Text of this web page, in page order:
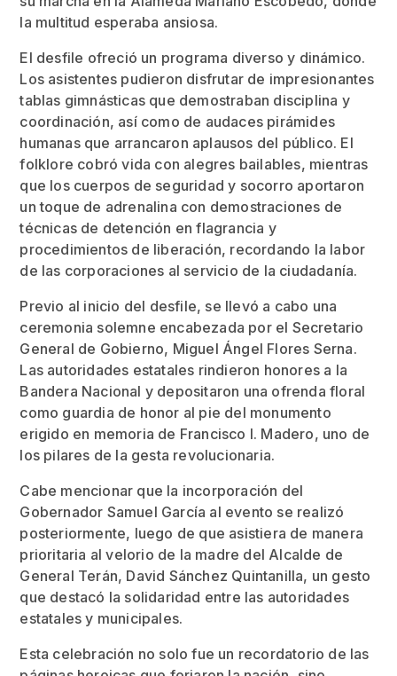
la multitud esperaba ansiosa.
El desfile ofreció un programa diverso y dinámico.
Los asistentes pudieron disfrutar de impresionantes
tablas gimnásticas que demostraban disciplina y
coordinación, así como de audaces pirámides
humanas que arrancaron aplausos del público. El
folklore cobró vida con alegres bailables, mientras
que los cuerpos de seguridad y socorro aportaron
un toque de adrenalina con demostraciones de
técnicas de detención en flagrancia y
procedimientos de liberación, recordando la labor
de las corporaciones al servicio de la ciudadanía.
Previo al inicio del desfile, se llevó a cabo una
ceremonia solemne encabezada por el Secretario
General de Gobierno, Miguel Ángel Flores Serna.
Las autoridades estatales rindieron honores a la
Bandera Nacional y depositaron una ofrenda floral
como guardia de honor al pie del monumento
erigido en memoria de Francisco I. Madero, uno de
los pilares de la gesta revolucionaria.
Cabe mencionar que la incorporación del
Gobernador Samuel García al evento se realizó
posteriormente, luego de que asistiera de manera
prioritaria al velorio de la madre del Alcalde de
General Terán, David Sánchez Quintanilla, un gesto
que destacó la solidaridad entre las autoridades
estatales y municipales.
Esta celebración no solo fue un recordatorio de las